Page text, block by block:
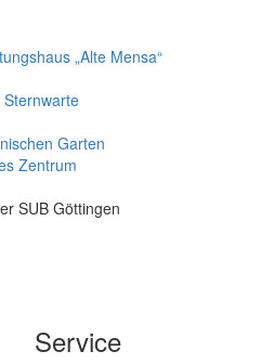
„Alte Mensa“
Garten
Zentrum
SUB Göttingen
Service